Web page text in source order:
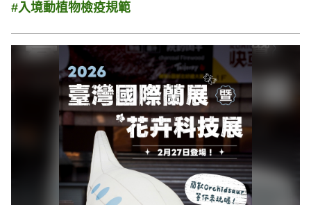
#入境動植物檢疫規範